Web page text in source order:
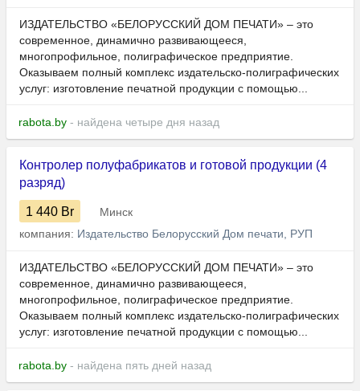
ИЗДАТЕЛЬСТВО «БЕЛОРУССКИЙ ДОМ ПЕЧАТИ» – это
современное, динамично развивающееся,
многопрофильное, полиграфическое предприятие.
Оказываем полный комплекс издательско-полиграфических
услуг: изготовление печатной продукции с помощью...
rabota.by - найдена четыре дня назад
Контролер полуфабрикатов и готовой продукции (4
разряд)
1 440 Br
Минск
компания: Издательство Белорусский Дом печати, РУП
ИЗДАТЕЛЬСТВО «БЕЛОРУССКИЙ ДОМ ПЕЧАТИ» – это
современное, динамично развивающееся,
многопрофильное, полиграфическое предприятие.
Оказываем полный комплекс издательско-полиграфических
услуг: изготовление печатной продукции с помощью...
rabota.by - найдена пять дней назад